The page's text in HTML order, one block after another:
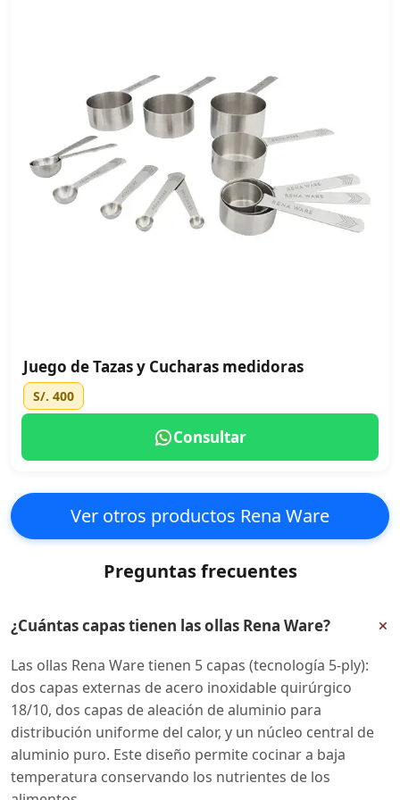
Juego de Tazas y Cucharas medidoras
S/. 400
Consultar
Ver otros productos Rena Ware
Preguntas frecuentes
¿Cuántas capas tienen las ollas Rena Ware? +
Las ollas Rena Ware tienen 5 capas (tecnología 5-ply):
dos capas externas de acero inoxidable quirúrgico
18/10, dos capas de aleación de aluminio para
distribución uniforme del calor, y un núcleo central de
aluminio puro. Este diseño permite cocinar a baja
temperatura conservando los nutrientes de los